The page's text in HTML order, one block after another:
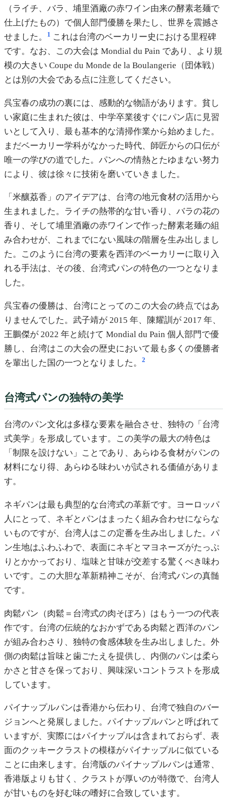
（ライチ、バラ、埔里酒廠の赤ワイン由来の酵素老麺で
仕上げたもの）で個人部門優勝を果たし、世界を震撼さ
せました。
1 これは台湾のベーカリー史における里程碑
です。なお、この大会は Mondial du Pain であり、より規
模の大きい Coupe du Monde de la Boulangerie（団体戦）
とは別の大会である点に注意してください。
呉宝春の成功の裏には、感動的な物語があります。貧し
い家庭に生まれた彼は、中学卒業後すぐにパン店に見習
いとして入り、最も基本的な清掃作業から始めました。
まだベーカリー学科がなかった時代、師匠からの口伝が
唯一の学びの道でした。パンへの情熱とたゆまない努力
により、彼は徐々に技術を磨いていきました。
「米釀荔香」のアイデアは、台湾の地元食材の活用から
生まれました。ライチの熱帯的な甘い香り、バラの花の
香り、そして埔里酒廠の赤ワインで作った酵素老麺の組
み合わせが、これまでにない風味の階層を生み出しまし
た。このように台湾の要素を西洋のベーカリーに取り入
れる手法は、その後、台湾式パンの特色の一つとなりま
した。
呉宝春の優勝は、台湾にとってのこの大会の終点ではあ
りませんでした。武子靖が 2015 年、陳耀訓が 2017 年、
王鵬傑が 2022 年と続けて Mondial du Pain 個人部門で優
勝し、台湾はこの大会の歴史において最も多くの優勝者
を輩出した国の一つとなりました。
2
台湾式パンの独特の美学
台湾のパン文化は多様な要素を融合させ、独特の「台湾
式美学」を形成しています。この美学の最大の特色は
「制限を設けない」ことであり、あらゆる食材がパンの
材料になり得、あらゆる味わいが試される価値がありま
す。
ネギパンは最も典型的な台湾式の革新です。ヨーロッパ
人にとって、ネギとパンはまったく組み合わせにならな
いものですが、台湾人はこの定番を生み出しました。パ
ン生地はふわふわで、表面にネギとマヨネーズがたっぷ
りとかかっており、塩味と甘味が交差する驚くべき味わ
いです。この大胆な革新精神こそが、台湾式パンの真髄
です。
肉鬆パン（肉鬆＝台湾式の肉そぼろ）はもう一つの代表
作です。台湾の伝統的なおかずである肉鬆と西洋のパン
が組み合わさり、独特の食感体験を生み出しました。外
側の肉鬆は旨味と歯ごたえを提供し、内側のパンは柔ら
かさと甘さを保っており、興味深いコントラストを形成
しています。
パイナップルパンは香港から伝わり、台湾で独自のバー
ジョンへと発展しました。パイナップルパンと呼ばれて
いますが、実際にはパイナップルは含まれておらず、表
面のクッキークラストの模様がパイナップルに似ている
ことに由来します。台湾版のパイナップルパンは通常、
香港版よりも甘く、クラストが厚いのが特徴で、台湾人
が甘いものを好む味の嗜好に合致しています。